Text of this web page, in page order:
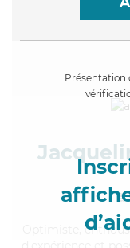
Présentation
à
,